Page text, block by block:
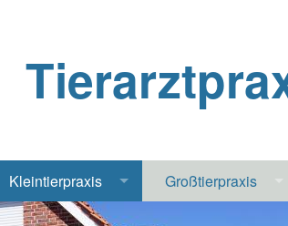
Kleintierpraxis
Hund, Katze
Großtierpraxis
Bestandsbetreuung